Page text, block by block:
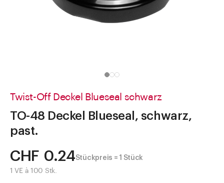
Twist-Off Deckel Blueseal schwarz
TO-48 Deckel Blueseal, schwarz,
past.
CHF 0.24Stückpreis = 1 Stück
1 VE à 100 Stk.